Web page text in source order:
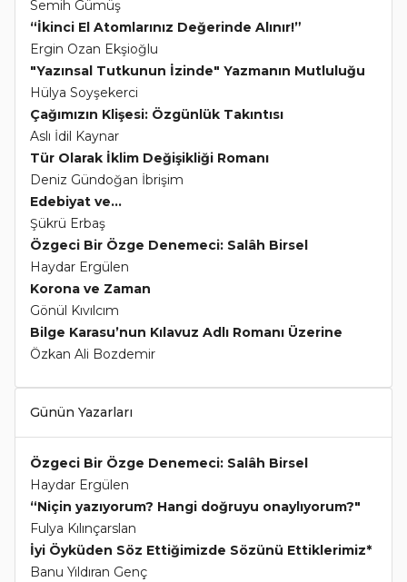
Semih Gümüş
“İkinci El Atomlarınız Değerinde Alınır!”
Ergin Ozan Ekşioğlu
"Yazınsal Tutkunun İzinde" Yazmanın Mutluluğu
Hülya Soyşekerci
Çağımızın Klişesi: Özgünlük Takıntısı
Aslı İdil Kaynar
Tür Olarak İklim Değişikliği Romanı
Deniz Gündoğan İbrişim
Edebiyat ve...
Şükrü Erbaş
Özgeci Bir Özge Denemeci: Salâh Birsel
Haydar Ergülen
Korona ve Zaman
Gönül Kıvılcım
Bilge Karasu’nun Kılavuz Adlı Romanı Üzerine
Özkan Ali Bozdemir
Günün Yazarları
Özgeci Bir Özge Denemeci: Salâh Birsel
Haydar Ergülen
“Niçin yazıyorum? Hangi doğruyu onaylıyorum?"
Fulya Kılınçarslan
İyi Öyküden Söz Ettiğimizde Sözünü Ettiklerimiz*
Banu Yıldıran Genç